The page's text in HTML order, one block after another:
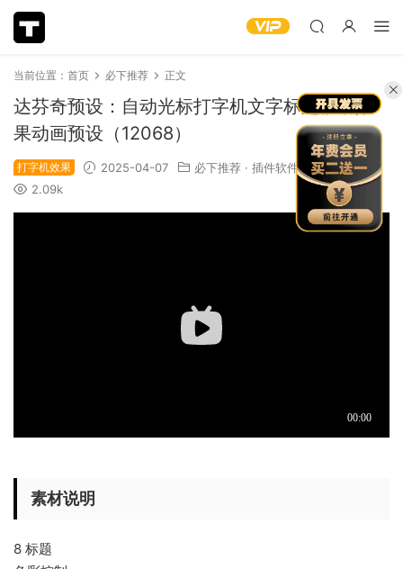
当前位置： 首页 必下推荐 正文
达芬奇预设：自动光标打字机文字标题移动效
果动画预设（12068）
打字机效果 2025-04-07 必下推荐 · 插件软件·
视频模板
2.09k
素材说明
8 标题